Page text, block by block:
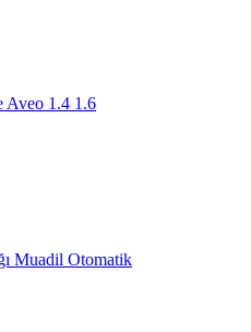
Aveo 1.4 1.6
Muadil Otomatik